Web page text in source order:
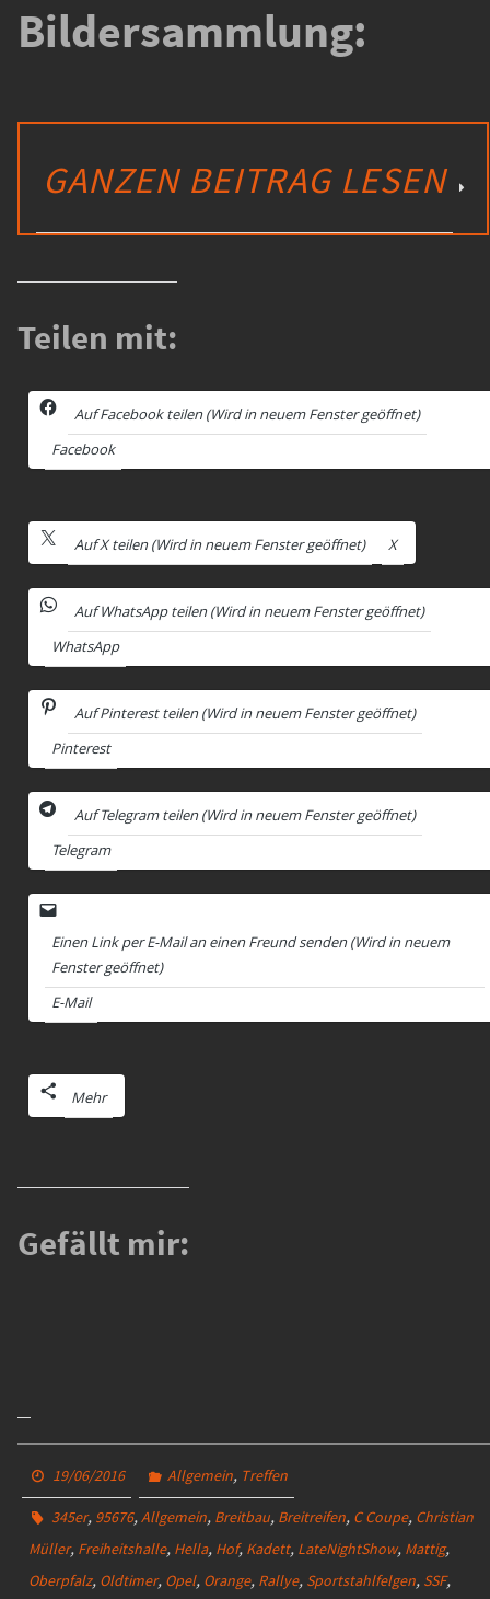
Bildersammlung:
GANZEN BEITRAG LESEN
Teilen mit:
Auf Facebook teilen (Wird in neuem Fenster geöffnet)
Facebook
Auf X teilen (Wird in neuem Fenster geöffnet) X
Auf WhatsApp teilen (Wird in neuem Fenster geöffnet)
WhatsApp
Auf Pinterest teilen (Wird in neuem Fenster geöffnet)
Pinterest
Auf Telegram teilen (Wird in neuem Fenster geöffnet)
Telegram
Einen Link per E-Mail an einen Freund senden (Wird in neuem
Fenster geöffnet)
E-Mail
Mehr
Gefällt mir:
19/06/2016 Allgemein, Treffen
345er, 95676, Allgemein, Breitbau, Breitreifen, C Coupe, Christian
Müller, Freiheitshalle, Hella, Hof, Kadett, LateNightShow, Mattig,
Oberpfalz, Oldtimer, Opel, Orange, Rallye, Sportstahlfelgen, SSF,